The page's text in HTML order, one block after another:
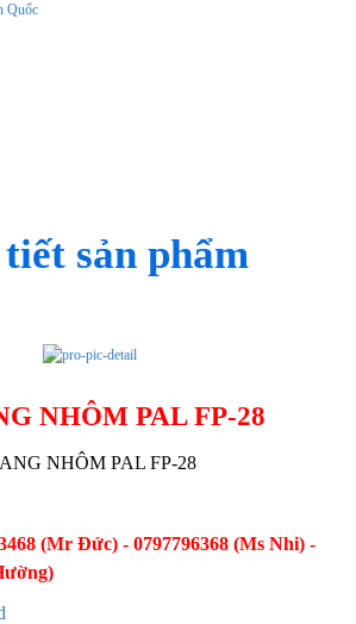
Quốc
sản phẩm
NHÔM PAL FP-28
NHÔM PAL FP-28
(Mr Đức) - 0797796368 (Ms Nhi) -